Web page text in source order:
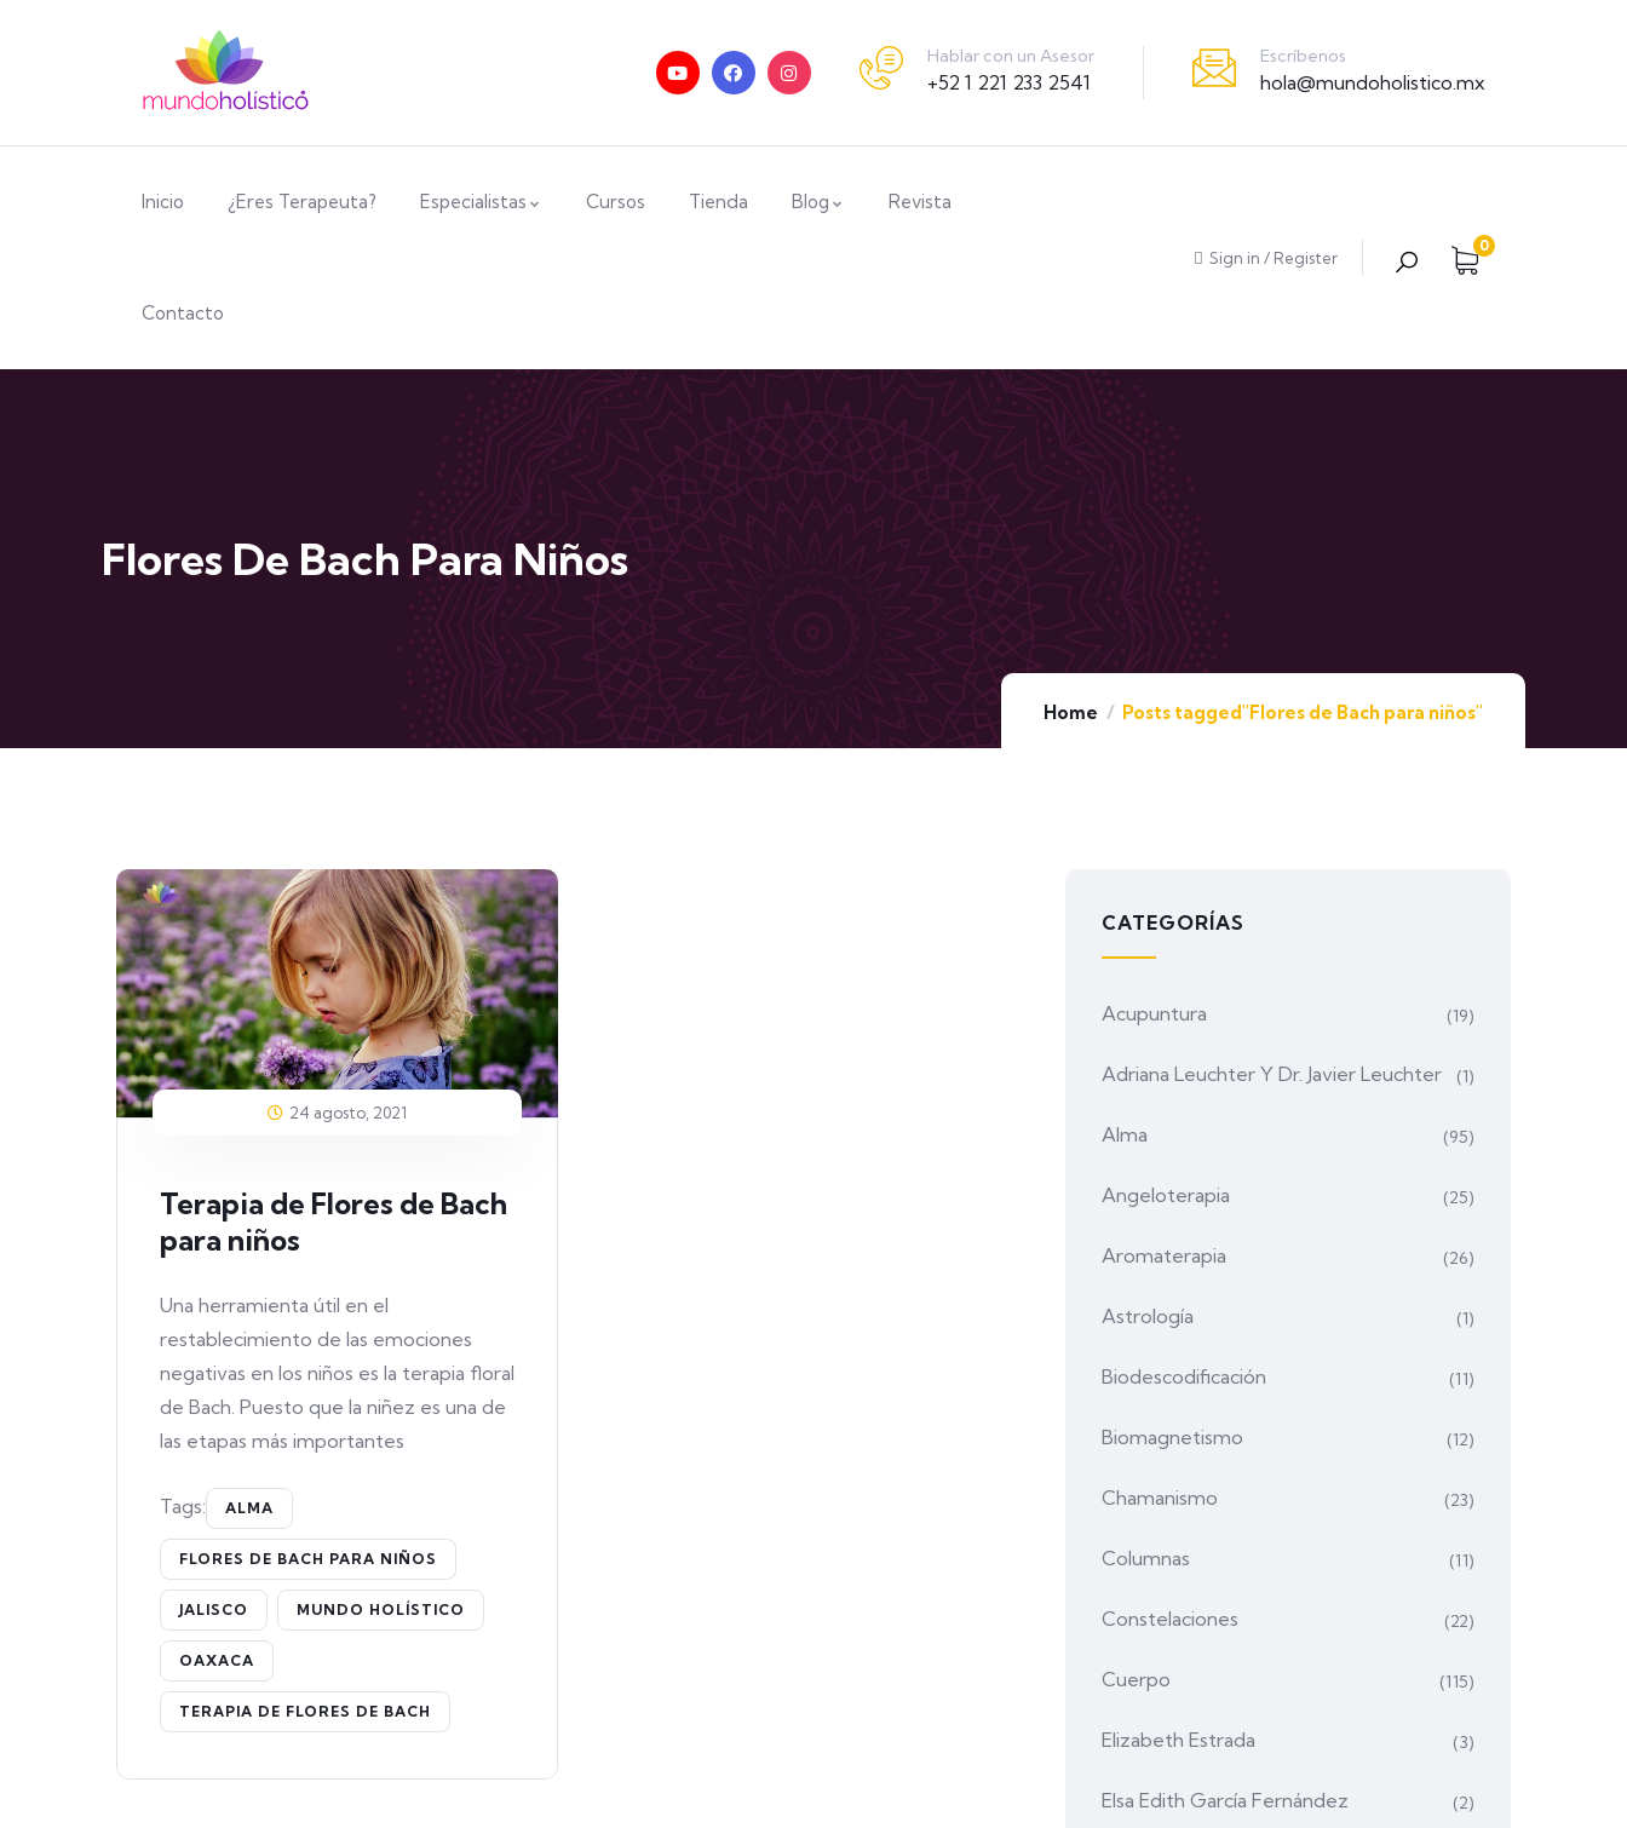
Hablar con un Asesor
+52 1 221 233 2541
Escríbenos
hola@mundoholistico.mx
Inicio ¿Eres Terapeuta? Especialistas Cursos Tienda Blog Revista
Contacto
Sign in / Register
0
Flores De Bach Para Niños
Home Posts tagged"Flores de Bach para niños"
24 agosto, 2021
Terapia de Flores de Bach
para niños
Una herramienta útil en el
restablecimiento de las emociones
negativas en los niños es la terapia floral
de Bach. Puesto que la niñez es una de
las etapas más importantes
Tags: ALMA
FLORES DE BACH PARA NIÑOS
JALISCO MUNDO HOLÍSTICO
OAXACA
TERAPIA DE FLORES DE BACH
CATEGORÍAS
Acupuntura (19)
Adriana Leuchter Y Dr. Javier Leuchter (1)
Alma (95)
Angeloterapia (25)
Aromaterapia (26)
Astrología (1)
Biodescodificación (11)
Biomagnetismo (12)
Chamanismo (23)
Columnas (11)
Constelaciones (22)
Cuerpo (115)
Elizabeth Estrada (3)
Elsa Edith García Fernández (2)